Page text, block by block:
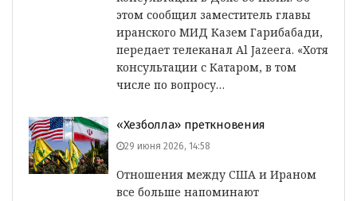
этом сообщил заместитель главы
иранского МИД Казем Гарибабади,
передает телеканал Al Jazeera. «Хотя
консультации с Катаром, в том
числе по вопросу…
«Хезболла» преткновения
29 июня 2026, 14:58
Отношения между США и Ираном
все больше напоминают